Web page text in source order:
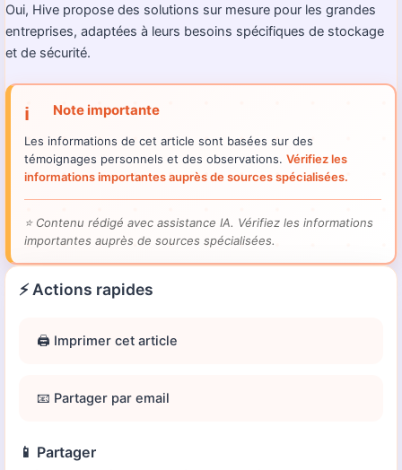
Oui, Hive propose des solutions sur mesure pour les grandes
entreprises, adaptées à leurs besoins spécifiques de stockage
et de sécurité.
ℹ️ Note importante
Les informations de cet article sont basées sur des
témoignages personnels et des observations. Vérifiez les
informations importantes auprès de sources spécialisées.
⭐ Contenu rédigé avec assistance IA. Vérifiez les informations
importantes auprès de sources spécialisées.
⚡ Actions rapides
🖨️ Imprimer cet article
📧 Partager par email
📱 Partager